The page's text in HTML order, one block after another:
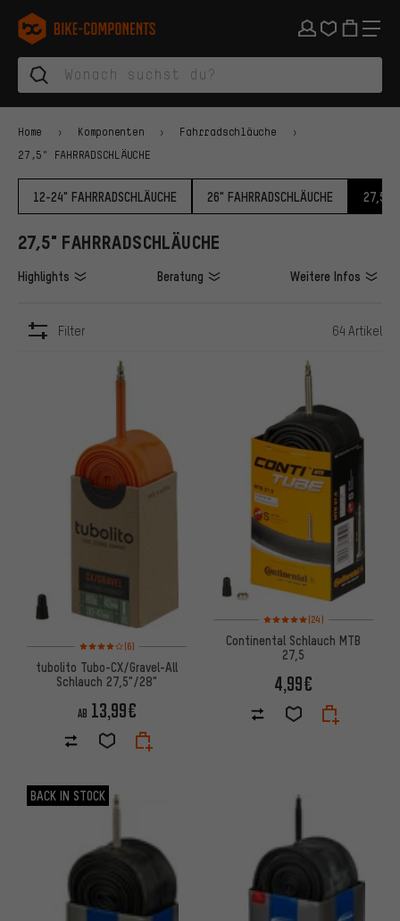
Zur Hauptnavigation springen
Zur Kategorienavigation springen
Zum Inhalt springen
Zu Marken und Newsletter springen
Zur Fußzeile springen
bike-components.de Startseite
Home Komponenten Fahrradschläuche
27,5" FAHRRADSCHLÄUCHE
12-24" FAHRRADSCHLÄUCHE 26" FAHRRADSCHLÄUCHE 27,5"
27,5" FAHRRADSCHLÄUCHE
Highlights Beratung Weitere Infos
Filter 64 Artikel
Bewertungen: 4 von 5 basierend auf 6 Bewertungen
(6)
tubolito Tubo-CX/Gravel-All
Schlauch 27,5"/28"
AB 13,99€
Bewertungen: 5 von 5
(24)
Continental Schlauch MTB
27,5
4,99€
BACK IN STOCK